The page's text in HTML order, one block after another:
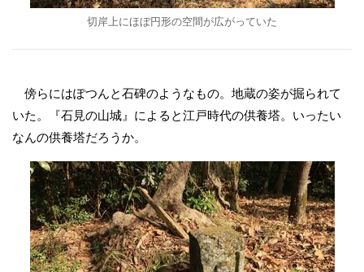
切岸上にほぼ円形の空間が広がっていた
傍らにはぽつんと石碑のようなもの。地蔵の姿が掘られて
いた。『石見の山城』によると江戸時代の供養塔。いったい
なんの供養塔だろうか。